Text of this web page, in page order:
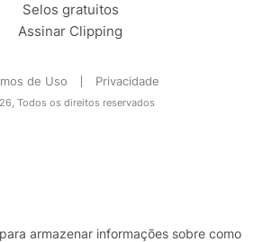
Selos gratuitos
Assinar Clipping
de Uso Privacidade
Todos os direitos reservados
armazenar informações sobre como